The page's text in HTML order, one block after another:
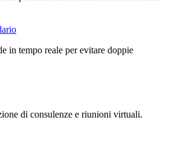
in tempo reale per evitare doppie
di consulenze e riunioni virtuali.